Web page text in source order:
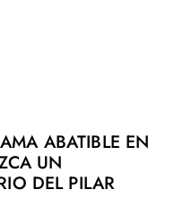
ABATIBLE EN
UN
DEL PILAR